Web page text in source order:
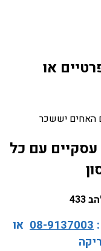
או
עם כל
08-9137003 או